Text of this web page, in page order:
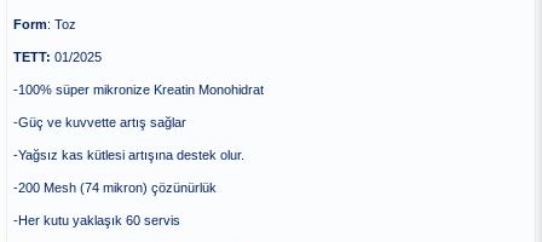
Form: Toz
TETT: 01/2025
-100% süper mikronize Kreatin Monohidrat
-Güç ve kuvvette artış sağlar
-Yağsız kas kütlesi artışına destek olur.
-200 Mesh (74 mikron) çözünürlük
-Her kutu yaklaşık 60 servis